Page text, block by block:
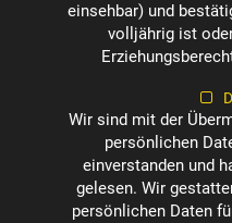
einsehbar) und
volljährig ist
Wir sind mit der
persönlichen
einverstanden und
gelesen. Wir
persönlichen Daten